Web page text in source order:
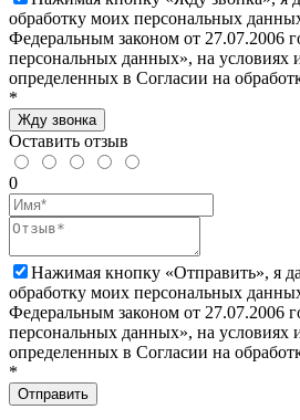
обработку моих персональных
Федеральным законом от 27.07.2006
персональных данных», на условиях
определенных в Согласии на
*
Жду звонка
Оставить отзыв
0
Нажимая кнопку «Отправить», я
обработку моих персональных
Федеральным законом от 27.07.2006
персональных данных», на условиях
определенных в Согласии на
*
Отправить